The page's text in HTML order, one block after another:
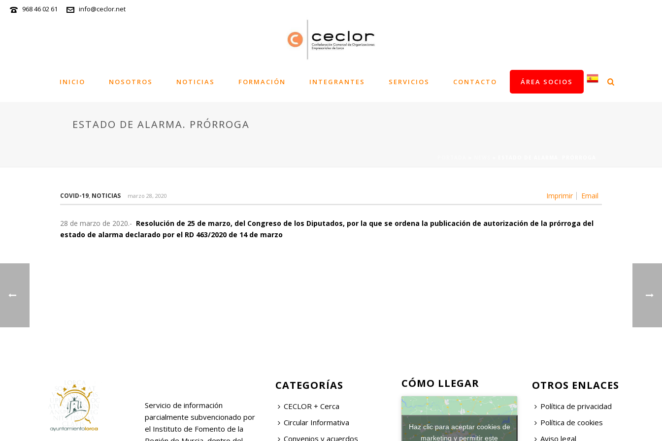
968 46 02 61 info@ceclor.net
INICIO NOSOTROS NOTICIAS FORMACIÓN INTEGRANTES SERVICIOS CONTACTO ÁREA SOCIOS
ESTADO DE ALARMA. PRÓRROGA
Imprimir Email
COVID-19, NOTICIAS marzo 28, 2020
28 de marzo de 2020.- Resolución de 25 de marzo, del Congreso de los Diputados, por la que se ordena la publicación de autorización de la prórroga del
estado de alarma declarado por el RD 463/2020 de 14 de marzo
Servicio de información
parcialmente subvencionado por
el Instituto de Fomento de la
CATEGORÍAS
CECLOR + Cerca
Circular Informativa
Convenios y acuerdos
CÓMO LLEGAR
Haz clic para aceptar cookies de
marketing y permitir este
OTROS ENLACES
Política de privacidad
Política de cookies
Aviso legal